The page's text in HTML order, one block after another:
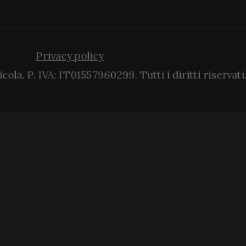
Privacy policy
P. IVA: IT01557960299. Tutti i diritti riservati.